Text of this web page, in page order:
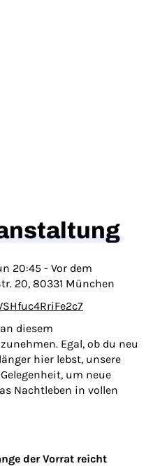
20:45 - Vor dem
20, 80331 München
diesem
Egal, ob du neu
hier lebst, unsere
um neue
Nachtleben in vollen
der Vorrat reicht